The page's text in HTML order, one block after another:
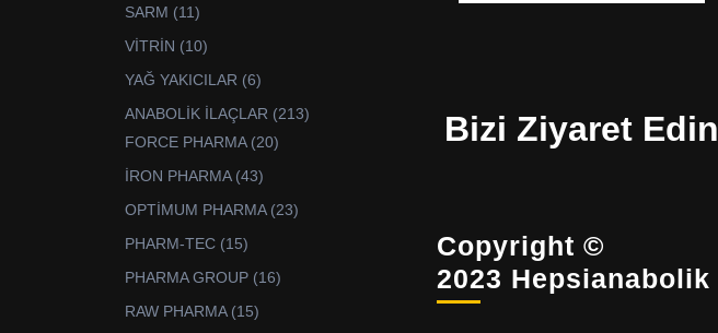
SARM 1111
VİTRİN 1010
YAĞ YAKICILAR 66
ANABOLİK İLAÇLAR 213213
FORCE PHARMA 2020
İRON PHARMA 4343
OPTİMUM PHARMA 2323
PHARM-TEC 1515
PHARMA GROUP 1616
RAW PHARMA 1515
Bizi Ziyaret Edin
Copyright ©
2023 Hepsianabolik